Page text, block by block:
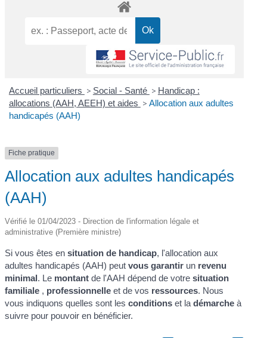
Accueil particuliers > Social - Santé > Handicap :
allocations (AAH, AEEH) et aides > Allocation aux adultes
handicapés (AAH)
Fiche pratique
Allocation aux adultes handicapés
(AAH)
Vérifié le 01/04/2023 - Direction de l'information légale et
administrative (Première ministre)
Si vous êtes ensituation de handicap, l'allocation aux
adultes handicapés (AAH) peutvous garantir un revenu
minimal. Le montant de l'AAH dépend de votre situation
familiale , professionnelle et de vos ressources. Nous
vous indiquons quelles sont lesconditions et ladémarche à
suivre pour pouvoir en bénéficier.